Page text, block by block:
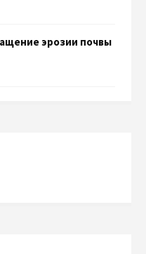
эрозии почвы